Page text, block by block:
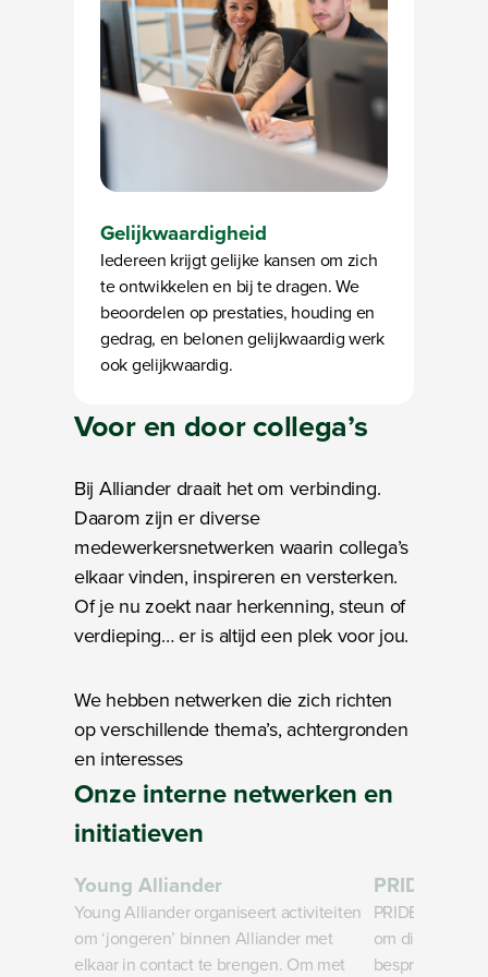
Gelijkwaardigheid
Iedereen krijgt gelijke kansen om zich
te ontwikkelen en bij te dragen. We
beoordelen op prestaties, houding en
gedrag, en belonen gelijkwaardig werk
ook gelijkwaardig.
Voor en doorcollega’s
Bij Alliander draait het om verbinding.
Daarom zijn er diverse
medewerkersnetwerken waarin collega’s
elkaar vinden, inspireren en versterken.
Of je nu zoekt naar herkenning, steun of
verdieping… er is altijd een plek voor jou.
We hebben netwerken die zich richten
op verschillende thema’s, achtergronden
en interesses
Onzeinterne netwerken en
initiatieven
Bezig met laden
Young Alliander
Young Alliander organiseert activiteiten
om ‘jongeren’ binnen Alliander met
elkaar in contact te brengen. Om met
Bezig met
PRIDE
PRIDE is
om diversiteit
bespreekbaar